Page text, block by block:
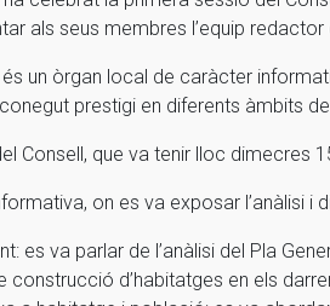
als seus membres l’equip redactor
és un òrgan local de caràcter
prestigi en diferents àmbits
Consell, que va tenir lloc dimecres
on es va exposar l’anàlisi i
es va parlar de l’anàlisi del Pla
construcció d’habitatges en els